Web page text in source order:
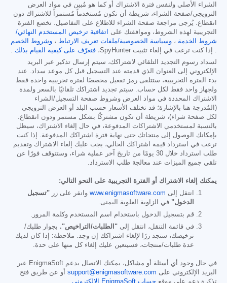
الشراء الأصلي ولنفس فترة الاشتراك أو كما هو مُبين في مواد العرض
الترويجي/صفحة الشراء، شريطة أن تكون مُستخدماً مُستمراً للاشتراك دون
انقطاع. يُرجى مراجعة صفحة الشراء للاطلاع على التفاصيل. تخضع الفترة
التجريبية لهذه الشروط، وموافقتك على
اتفاقية ترخيص المستخدم النهائي/
شروط الخدمة ، وسياسة الخصوصية/ملفات تعريف الارتباط ، وشروط الخصم
. إذا كنت ترغب في إلغاء تثبيت SpyHunter،
فتعرّف على كيفية القيام بذلك
لسداد رسوم التجديد التلقائي لاشتراكك، سيتم إرسال تذكير عبر البريد
الإلكتروني إلى العنوان الذي قدمته عند التسجيل قبل كل موعد سداد. عند
بدء الفترة التجريبية، ستتلقى رمز تفعيل مخصصًا لفترة تجريبية واحدة فقط
ولجهاز واحد فقط لكل حساب. سيتم تجديد اشتراكك تلقائيًا بالسعر ولمدة
الاشتراك المحددة في مواد العرض وشروط صفحة التسجيل/الشراء
(المُدرجة هنا بالإشارة؛ قد تختلف الأسعار حسب البلد أو العرض الترويجي
لكل صفحة شراء)، شريطة أن تكون مشتركًا بشكل مستمر ودون انقطاع.
بالنسبة لمستخدمي الاشتراكات المدفوعة، في حال إلغاء الاشتراك، سيظل
بإمكانك الوصول إلى منتجاتك حتى نهاية فترة اشتراكك المدفوعة. إذا كنت
ترغب في استرداد قيمة اشتراكك الحالي، يجب عليك إلغاء الاشتراك وتقديم
طلب استرداد خلال 30 يومًا من تاريخ آخر عملية شراء، وستتوقف فورًا عن
تلقي جميع الميزات عند معالجة طلب الاسترداد.
يمكنك إلغاء الاشتراك أو الفترة التجريبية على النحو التالي:
انتقل إلى www.enigmasoftware.com وانقر على زر "تسجيل
الدخول" في الزاوية العلوية اليمنى.
قم بتسجيل الدخول باستخدام اسم المستخدم وكلمة المرور.
في قائمة التنقل، انتقل إلى "الطلبات/التراخيص". بجوار طلبك/
ترخيصك، ستجد زرًا لإلغاء اشتراكك إن وجد. ملاحظة: إذا كان لديك
عدة طلبات/منتجات، فسيتعين عليك إلغاء كل منها على حدة.
في حال وجود أي أسئلة أو مشاكل، يمكنك الاتصال بدعم EnigmaSoft عبر
البريد الإلكتروني على support@enigmasoftware.com أو عن طريق فتح